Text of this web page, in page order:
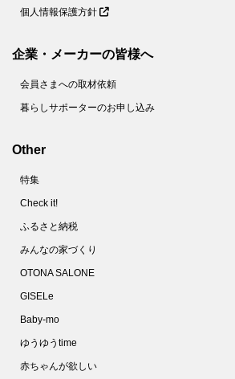
個人情報保護方針
企業・メーカーの皆様へ
会員さまへの取材依頼
暮らしサポーターのお申し込み
Other
特集
Check it!
ふるさと納税
みんなの家づくり
OTONA SALONE
GISELe
Baby-mo
ゆうゆうtime
赤ちゃんが欲しい